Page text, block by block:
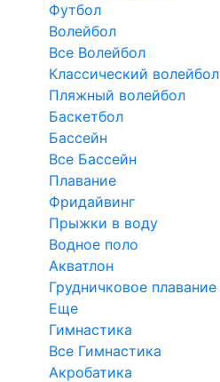
Футбол
Волейбол
Все Волейбол
Классический волейбол
Пляжный волейбол
Баскетбол
Бассейн
Все Бассейн
Плавание
Фридайвинг
Прыжки в воду
Водное поло
Акватлон
Грудничковое плавание
Еще
Гимнастика
Все Гимнастика
Акробатика